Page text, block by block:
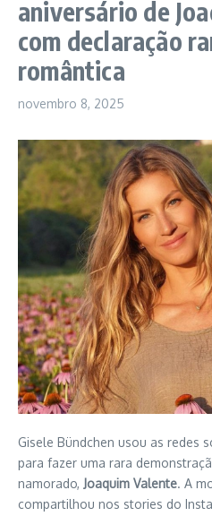
aniversário de
com declaração
romântica
novembro 8, 2025
Gisele Bündchen usou as redes
para fazer uma rara
namorado, Joaquim Valente. A
compartilhou nos stories do